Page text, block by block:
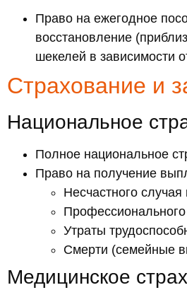
Право на ежегодное
восстановление
шекелей в зависимости
Страхование и
Национальное
Полное национальное
Право на получение
Несчастного
Утраты
Смерти (семейные
Медицинское